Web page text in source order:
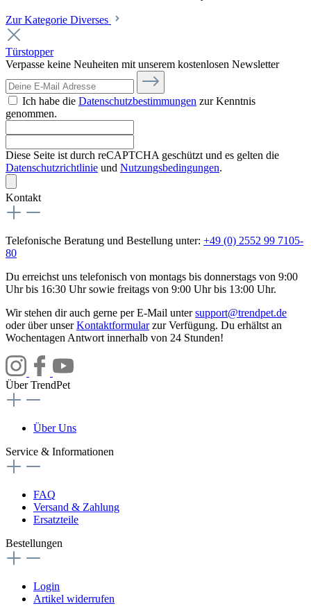
Zur Kategorie Diverses
Türstopper
Verpasse keine Neuheiten mit unserem kostenlosen Newsletter
Ich habe die Datenschutzbestimmungen zur Kenntnis
genommen.
Diese Seite ist durch reCAPTCHA geschützt und es gelten die
Datenschutzrichtlinie und Nutzungsbedingungen.
Kontakt
Telefonische Beratung und Bestellung unter: +49 (0) 2552 99 7105-
80
Du erreichst uns telefonisch von montags bis donnerstags von 9:00
Uhr bis 16:30 Uhr sowie freitags von 9:00 Uhr bis 13:00 Uhr.
Wir stehen dir auch gerne per E-Mail untersupport@trendpet.de
oder über unserKontaktformularzur Verfügung. Du erhältst an
Wochentagen Antwort innerhalb von 24 Stunden!
Über TrendPet
Über Uns
Service & Informationen
FAQ
Versand & Zahlung
Ersatzteile
Bestellungen
Login
Artikel widerrufen